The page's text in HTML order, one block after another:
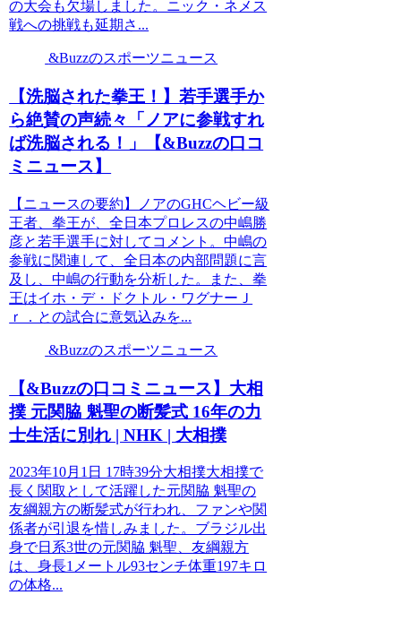
の大会も欠場しました。ニック・ネメス
戦への挑戦も延期さ...
&Buzzのスポーツニュース
【洗脳された拳王！】若手選手か
ら絶賛の声続々「ノアに参戦すれ
ば洗脳される！」【&Buzzの口コ
ミニュース】
【ニュースの要約】ノアのGHСヘビー級
王者、拳王が、全日本プロレスの中嶋勝
彦と若手選手に対してコメント。中嶋の
参戦に関連して、全日本の内部問題に言
及し、中嶋の行動を分析した。また、拳
王はイホ・デ・ドクトル・ワグナーＪ
ｒ．との試合に意気込みを...
&Buzzのスポーツニュース
【&Buzzの口コミニュース】大相
撲 元関脇 魁聖の断髪式 16年の力
士生活に別れ | NHK | 大相撲
2023年10月1日 17時39分大相撲大相撲で
長く関取として活躍した元関脇 魁聖の
友綱親方の断髪式が行われ、ファンや関
係者が引退を惜しみました。ブラジル出
身で日系3世の元関脇 魁聖、友綱親方
は、身長1メートル93センチ体重197キロ
の体格...